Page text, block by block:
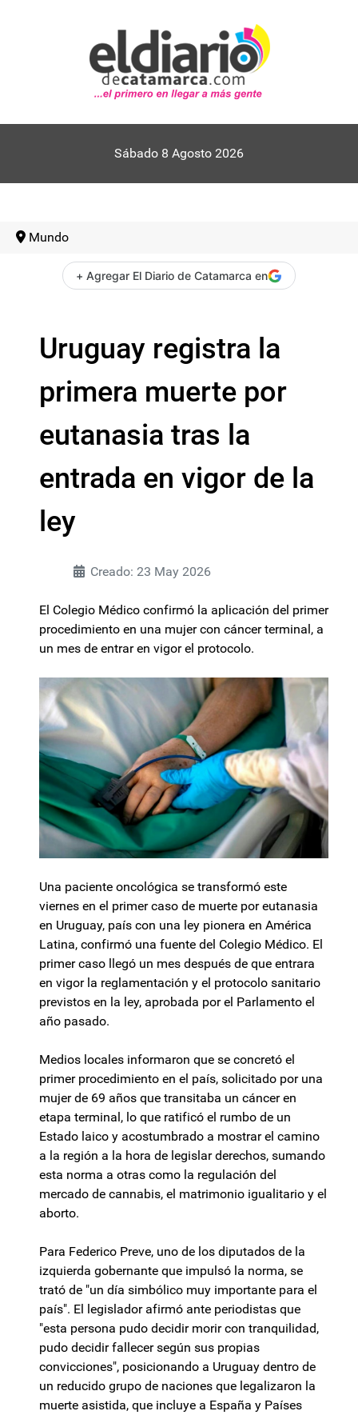
Sábado 8 Agosto 2026
Mundo
+ Agregar El Diario de Catamarca en
Uruguay registra la
primera muerte por
eutanasia tras la
entrada en vigor de la
ley
Creado: 23 May 2026
El Colegio Médico confirmó la aplicación del primer
procedimiento en una mujer con cáncer terminal, a
un mes de entrar en vigor el protocolo.
Una paciente oncológica se transformó este
viernes en el primer caso de muerte por eutanasia
en Uruguay, país con una ley pionera en América
Latina, confirmó una fuente del Colegio Médico. El
primer caso llegó un mes después de que entrara
en vigor la reglamentación y el protocolo sanitario
previstos en la ley, aprobada por el Parlamento el
año pasado.
Medios locales informaron que se concretó el
primer procedimiento en el país, solicitado por una
mujer de 69 años que transitaba un cáncer en
etapa terminal, lo que ratificó el rumbo de un
Estado laico y acostumbrado a mostrar el camino
a la región a la hora de legislar derechos, sumando
esta norma a otras como la regulación del
mercado de cannabis, el matrimonio igualitario y el
aborto.
Para Federico Preve, uno de los diputados de la
izquierda gobernante que impulsó la norma, se
trató de "un día simbólico muy importante para el
país". El legislador afirmó ante periodistas que
"esta persona pudo decidir morir con tranquilidad,
pudo decidir fallecer según sus propias
convicciones", posicionando a Uruguay dentro de
un reducido grupo de naciones que legalizaron la
muerte asistida, que incluye a España y Países